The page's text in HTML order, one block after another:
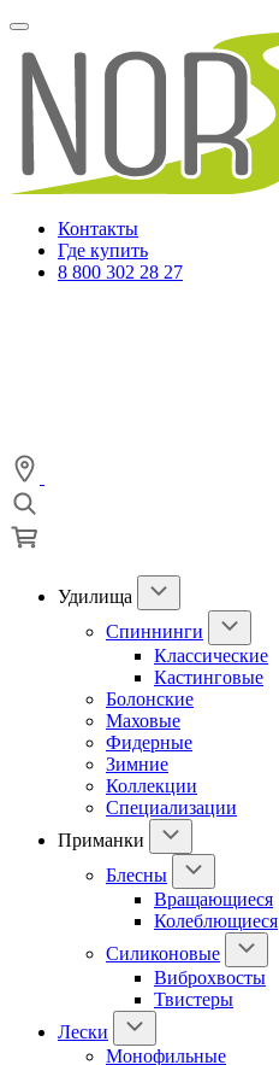
Контакты
Где купить
8 800 302 28 27
Удилища
Спиннинги
Классические
Кастинговые
Болонские
Маховые
Фидерные
Зимние
Коллекции
Специализации
Приманки
Блесны
Вращающиеся
Колеблющиеся
Силиконовые
Виброхвосты
Твистеры
Лески
Монофильные